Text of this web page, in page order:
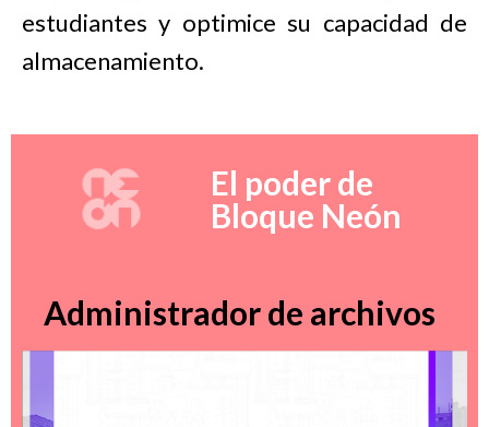
estudiantes y optimice su capacidad de
almacenamiento.
El poder de
Bloque Neón
Administrador de archivos